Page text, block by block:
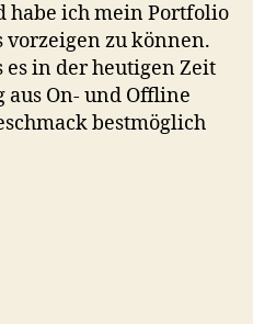
habe ich mein Portfolio
vorzeigen zu können.
es in der heutigen Zeit
aus On- und Offline
bestmöglich